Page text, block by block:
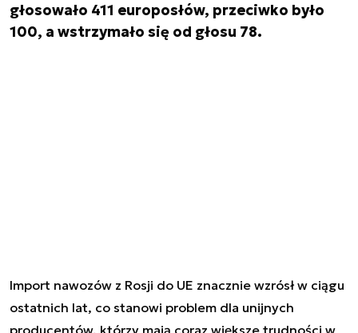
głosowało 411 europosłów, przeciwko było
100, a wstrzymało się od głosu 78.
Import nawozów z Rosji do UE znacznie wzrósł w ciągu
ostatnich lat, co stanowi problem dla unijnych
producentów, którzy mają coraz większe trudności w